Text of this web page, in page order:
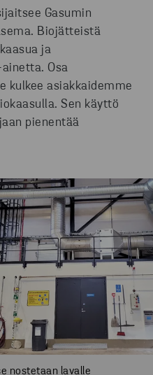
Gasumin
Biojätteistä
ja
Osa
kulkee asiakkaidemme
Sen käyttö
pienentää
nostetaan lavalle